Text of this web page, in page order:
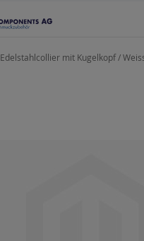
Edelstahlcollier mit Kugelkopf /